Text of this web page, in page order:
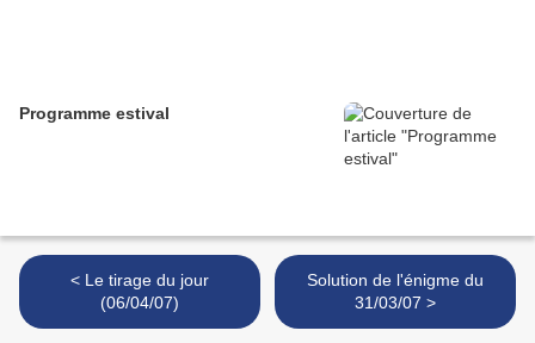
Programme estival
< Le tirage du jour
(06/04/07)
Solution de l'énigme du
31/03/07 >